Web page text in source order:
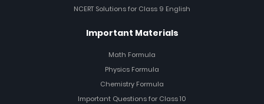
NCERT Solutions for Class 9 English
Important Materials
Math Formula
Physics Formula
Chemistry Formula
Important Questions for Class 10